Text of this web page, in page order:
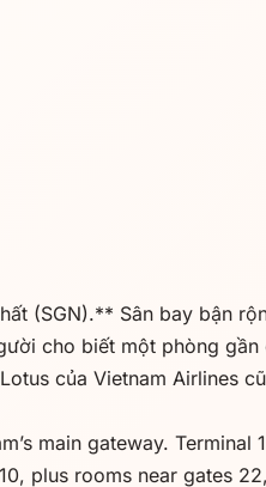
(SGN).** Sân bay bận
cho biết một phòng
của Vietnam Airlines
main gateway.
plus rooms near gates